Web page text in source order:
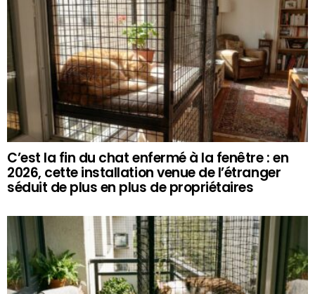
C’est la fin du chat enfermé à la fenêtre : en
2026, cette installation venue de l’étranger
séduit de plus en plus de propriétaires